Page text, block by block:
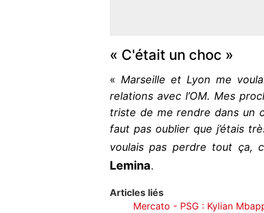
« C'était un choc »
«Marseille et Lyon me
relations avec l’OM. Mes
triste de me rendre dans un
faut pas oublier que j’étais
voulais pas perdre tout ça,
Lemina.
Articles liés
Mercato - PSG : Kylian